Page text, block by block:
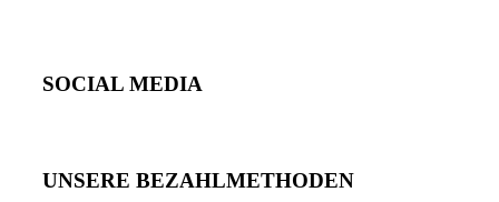
SOCIAL MEDIA
UNSERE BEZAHLMETHODEN